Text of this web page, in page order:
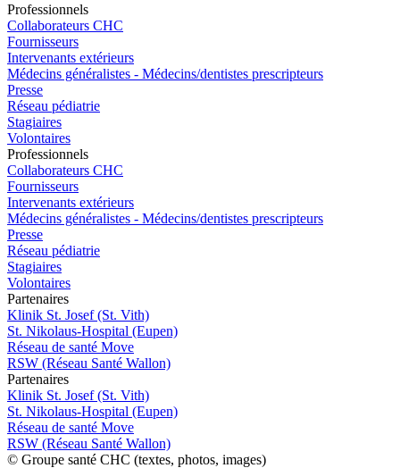
Professionnels
Collaborateurs CHC
Fournisseurs
Intervenants extérieurs
Médecins généralistes - Médecins/dentistes prescripteurs
Presse
Réseau pédiatrie
Stagiaires
Volontaires
Professionnels
Collaborateurs CHC
Fournisseurs
Intervenants extérieurs
Médecins généralistes - Médecins/dentistes prescripteurs
Presse
Réseau pédiatrie
Stagiaires
Volontaires
Partenaires
Klinik St. Josef (St. Vith)
St. Nikolaus-Hospital (Eupen)
Réseau de santé Move
RSW (Réseau Santé Wallon)
Partenaires
Klinik St. Josef (St. Vith)
St. Nikolaus-Hospital (Eupen)
Réseau de santé Move
RSW (Réseau Santé Wallon)
© Groupe santé CHC (textes, photos, images)